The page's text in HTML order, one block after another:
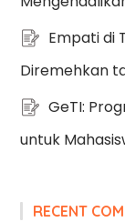
Empati di
Diremehkan
GeTI:
untuk
RECENT